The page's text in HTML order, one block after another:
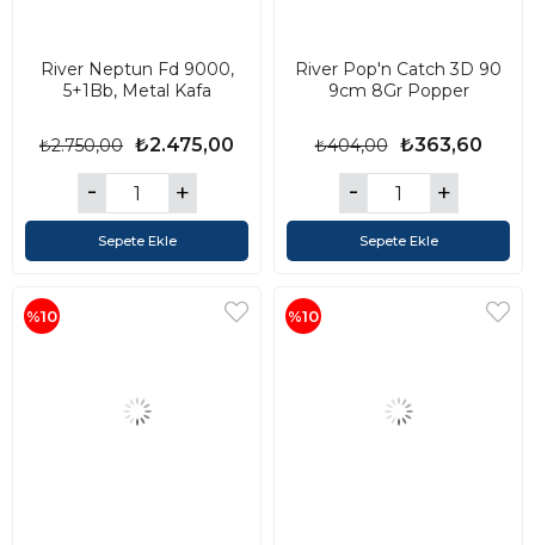
River Neptun Fd 9000,
5+1Bb, Metal Kafa
₺2.475,00
₺2.750,00
Sepete Ekle
River Pop'n Catch 3D 90
9cm 8Gr Popper
₺363,60
₺404,00
Sepete Ekle
%10 %10